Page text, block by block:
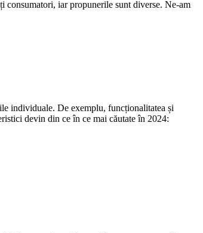
consumatori, iar propunerile sunt diverse. Ne-am
individuale. De exemplu, funcționalitatea și
devin din ce în ce mai căutate în 2024: